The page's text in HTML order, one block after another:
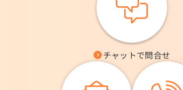
チャットで問合せ